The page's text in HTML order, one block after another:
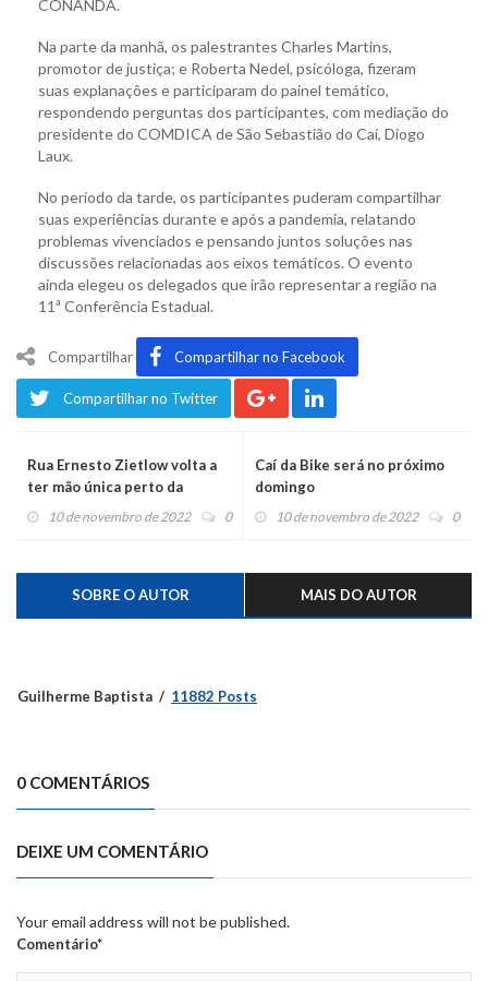
CONANDA.
Na parte da manhã, os palestrantes Charles Martins,
promotor de justiça; e Roberta Nedel, psicóloga, fizeram
suas explanações e participaram do painel temático,
respondendo perguntas dos participantes, com mediação do
presidente do COMDICA de São Sebastião do Caí, Diogo
Laux.
No período da tarde, os participantes puderam compartilhar
suas experiências durante e após a pandemia, relatando
problemas vivenciados e pensando juntos soluções nas
discussões relacionadas aos eixos temáticos. O evento
ainda elegeu os delegados que irão representar a região na
11ª Conferência Estadual.
Compartilhar Compartilhar no Facebook
Compartilhar no Twitter
Rua Ernesto Zietlow volta a
ter mão única perto da
rodoviária de Montenegro
10 de novembro de 2022 0
Caí da Bike será no próximo
domingo
10 de novembro de 2022 0
SOBRE O AUTOR MAIS DO AUTOR
Guilherme Baptista 11882 Posts
0 COMENTÁRIOS
DEIXE UM COMENTÁRIO
Your email address will not be published.
Comentário*